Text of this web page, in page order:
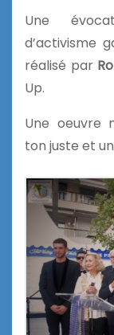
Une
d’activisme
réalisé par
Up.
Une oeuvre
ton juste et